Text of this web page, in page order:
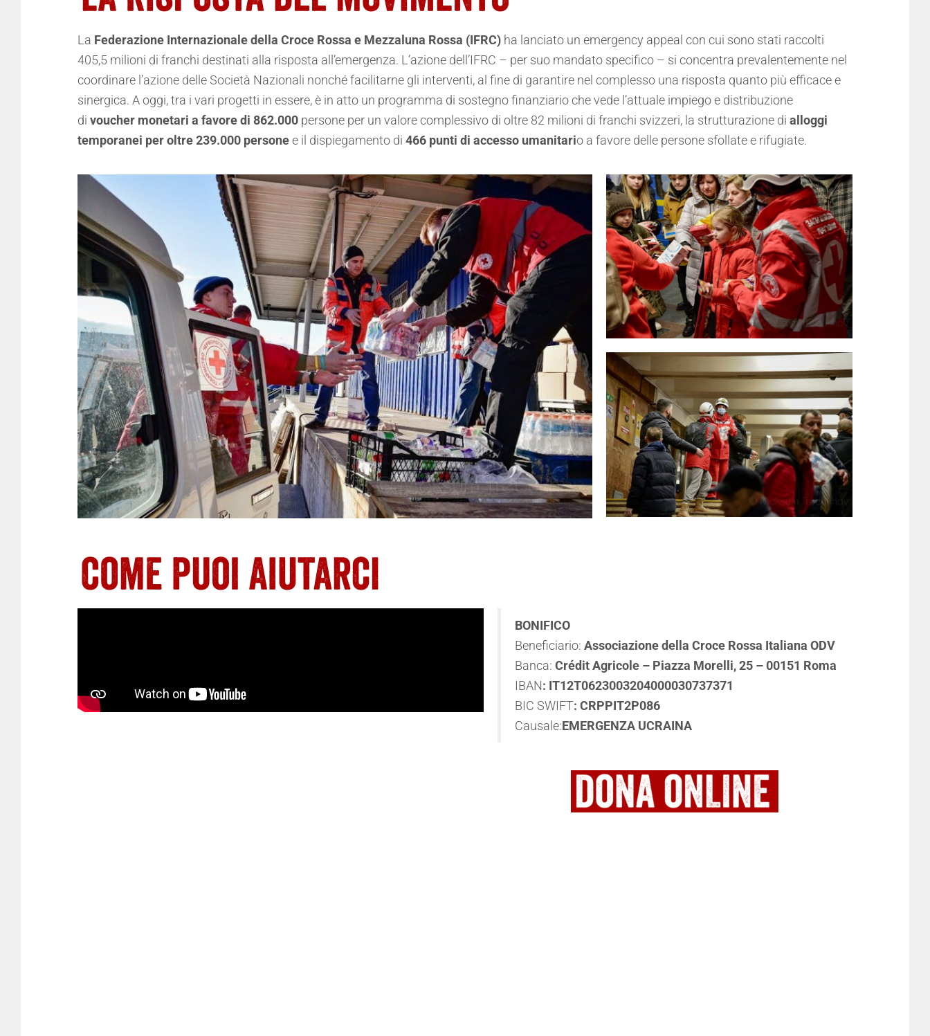
La Federazione Internazionale della Croce Rossa e Mezzaluna Rossa (IFRC) ha lanciato un emergency appeal con cui sono stati raccolti
405,5 milioni di franchi destinati alla risposta all’emergenza. L’azione dell’IFRC – per suo mandato specifico – si concentra prevalentemente nel
coordinare l’azione delle Società Nazionali nonché facilitarne gli interventi, al fine di garantire nel complesso una risposta quanto più efficace e
sinergica. A oggi, tra i vari progetti in essere, è in atto un programma di sostegno finanziario che vede l’attuale impiego e distribuzione
di voucher monetari a favore di 862.000 persone per un valore complessivo di oltre 82 milioni di franchi svizzeri, la strutturazione di alloggi
temporanei per oltre 239.000 personee il dispiegamento di 466 punti di accesso umanitario a favore delle persone sfollate e rifugiate.
BONIFICO
Beneficiario: Associazione della Croce Rossa Italiana ODV
Banca: Crédit Agricole – Piazza Morelli, 25 – 00151 Roma
IBAN: IT12T0623003204000030737371
BIC SWIFT: CRPPIT2P086
Causale:EMERGENZA UCRAINA